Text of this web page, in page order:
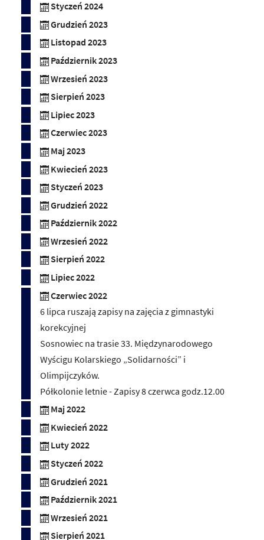
Styczeń 2024
Grudzień 2023
Listopad 2023
Październik 2023
Wrzesień 2023
Sierpień 2023
Lipiec 2023
Czerwiec 2023
Maj 2023
Kwiecień 2023
Styczeń 2023
Grudzień 2022
Październik 2022
Wrzesień 2022
Sierpień 2022
Lipiec 2022
Czerwiec 2022
6 lipca ruszają zapisy na zajęcia z gimnastyki
korekcyjnej
Sosnowiec na trasie 33. Międzynarodowego
Wyścigu Kolarskiego „Solidarności” i
Olimpijczyków.
Półkolonie letnie - Zapisy 8 czerwca godz.12.00
Maj 2022
Kwiecień 2022
Luty 2022
Styczeń 2022
Grudzień 2021
Październik 2021
Wrzesień 2021
Sierpień 2021